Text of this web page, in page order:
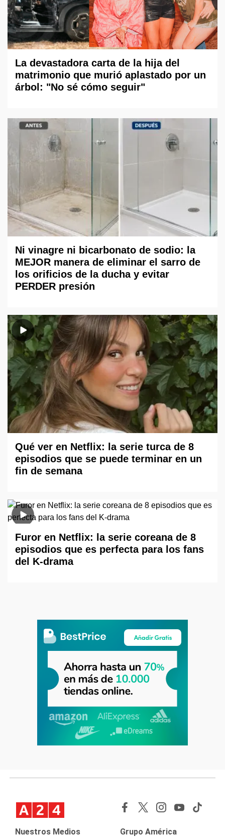
La devastadora carta de la hija del
matrimonio que murió aplastado por un
árbol: "No sé cómo seguir"
Ni vinagre ni bicarbonato de sodio: la
MEJOR manera de eliminar el sarro de
los orificios de la ducha y evitar
PERDER presión
Qué ver en Netflix: la serie turca de 8
episodios que se puede terminar en un
fin de semana
Furor en Netflix: la serie coreana de 8
episodios que es perfecta para los fans
del K-drama
Nuestros Medios Grupo América